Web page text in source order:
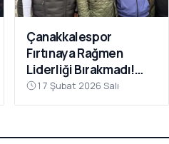
Çanakkalespor
Fırtınaya Rağmen
Liderliği Bırakmadı!
Bayramiç
Deplasmanında Kritik 3
17 Şubat 2026 Salı